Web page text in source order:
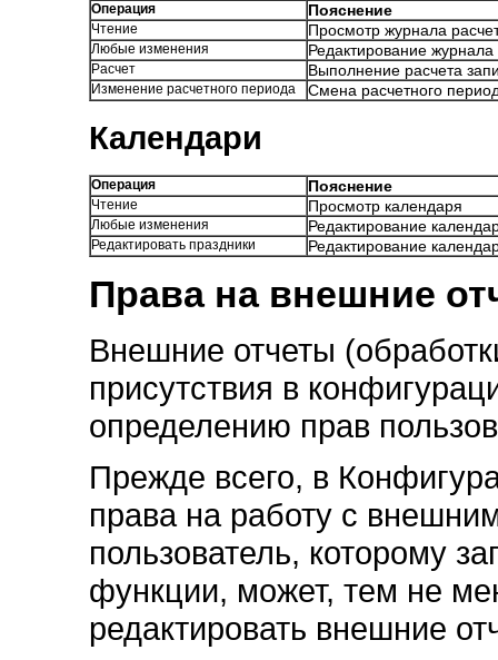
Операция Пояснение
Чтение Просмотр журнала
Любые изменения Редактирование журнала
Расчет Выполнение расчета
Изменение расчетного периода Смена расчетного
Календари
Операция Пояснение
Чтение Просмотр календаря
Любые изменения Редактирование
Редактировать праздники Редактирование
Права на внешние
Внешние отчеты
присутствия в
определению прав
Прежде всего, в
права на работу с
пользователь, которому
функции, может, тем не
редактировать внешние